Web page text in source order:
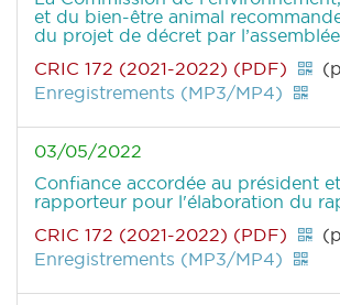
et du bien-être animal
du projet de décret par
CRIC 172 (2021-2022) (PDF)
Enregistrements (MP3/MP4)
03/05/2022
Confiance accordée au président
rapporteur pour l'élaboration du
CRIC 172 (2021-2022) (PDF)
Enregistrements (MP3/MP4)